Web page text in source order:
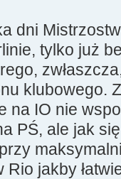
dni
tylko już
klubowego.
na IO nie
PŚ, ale jak
jakby